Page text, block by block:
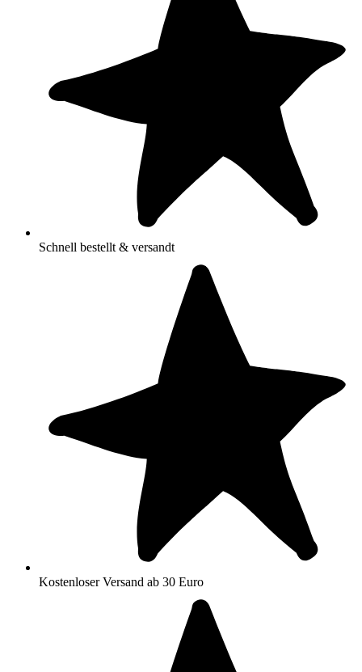
Schnell bestellt & versandt
Kostenloser Versand ab 30 Euro